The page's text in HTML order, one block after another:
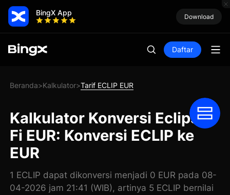
BingX App Download
Daftar
Beranda>Kalkulator>Tarif ECLIP EUR
Kalkulator Konversi Eclipse
Fi EUR: Konversi ECLIP ke
EUR
1 ECLIP dapat dikonversi menjadi 0 EUR pada 08-
04-2026 jam 21:41 (WIB), artinya 5 ECLIP bernilai